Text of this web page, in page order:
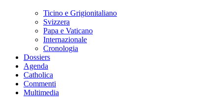
Ticino e Grigionitaliano
Svizzera
Papa e Vaticano
Internazionale
Cronologia
Dossiers
Agenda
Catholica
Commenti
Multimedia